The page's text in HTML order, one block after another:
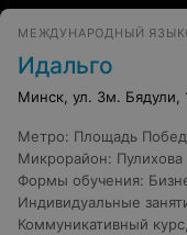
рекомендовать
Приятный огромный
МЕЖДУНАРОДНЫЙ
Идальго
Минск, ул. Зм. Бядули,
Метро: Площадь
Микрорайон: Пулихова
Формы обучения:
Индивидуальные
Коммуникативный курс,